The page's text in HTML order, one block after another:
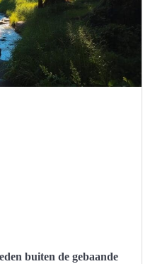
buiten de gebaande